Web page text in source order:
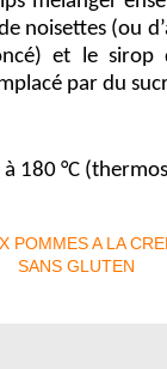
noisettes (ou
et le sirop
par du
180 °C